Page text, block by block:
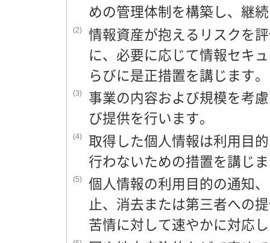
めの管理体制を構築し、継
(2)
情報資産が抱えるリスクを
に、必要に応じて情報セキ
らびに是正措置を講じます。
(3)
事業の内容および規模を考
び提供を行います。
(4)
取得した個人情報は利用目
行わないための措置を講じ
(5)
個人情報の利用目的の通知
止、消去または第三者への
苦情に対して速やかに対応